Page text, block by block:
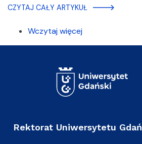
CZYTAJ CAŁY ARTYKUŁ
Wczytaj więcej
Rektorat Uniwersytetu